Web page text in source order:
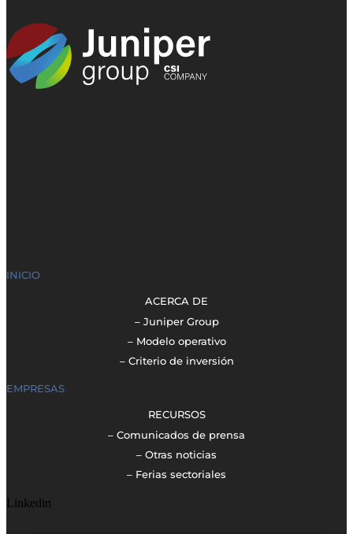
INICIO
ACERCA DE
– Juniper Group
– Modelo operativo
– Criterio de inversión
EMPRESAS
RECURSOS
– Comunicados de prensa
– Otras noticias
– Ferias sectoriales
Linkedin